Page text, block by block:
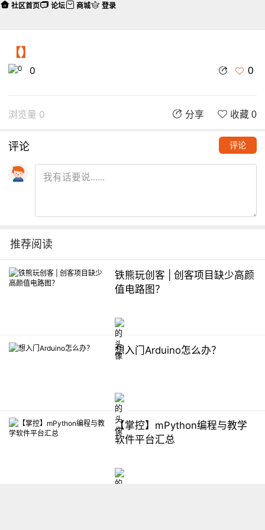
【】
0 0
浏览量 0 分享 收藏 0
评论 评论
推荐阅读
铁熊玩创客 | 创客项目缺少高颜
值电路图？
想入门Arduino怎么办？
【掌控】mPython编程与教学
软件平台汇总
社区首页 论坛 商城 登录